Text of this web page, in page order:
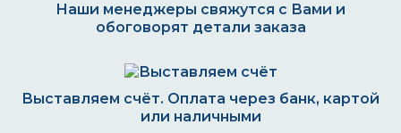
Наши менеджеры свяжутся с Вами и
обоговорят детали заказа
Выставляем счёт. Оплата через банк, картой
или наличными